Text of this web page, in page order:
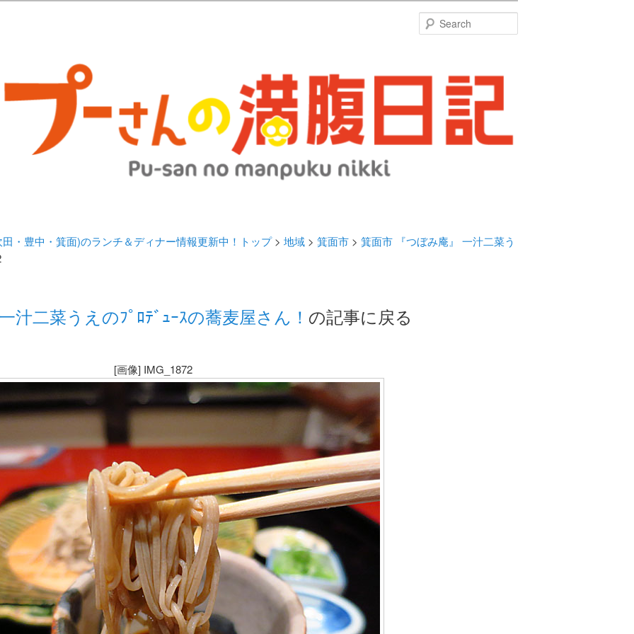
ンチ＆ディナー情報更新中！
・豊中・箕面)のランチ＆ディナー情報更新中！トップ> 地域> 箕面市> 箕面市 『つぼみ庵』 一汁二菜う
汁二菜うえのﾌﾟﾛﾃﾞｭｰｽの蕎麦屋さん！ の記事に戻る
[画像] IMG_1872